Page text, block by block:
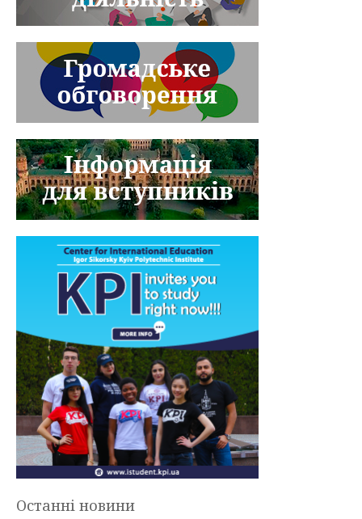
Останні новини